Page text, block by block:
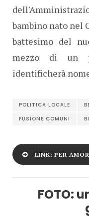
bambino nato nel
battesimo del
mezzo di un
identificherà
POLITICA LOCALE
FUSIONE COMUNI
LINK: PER
FOTO: